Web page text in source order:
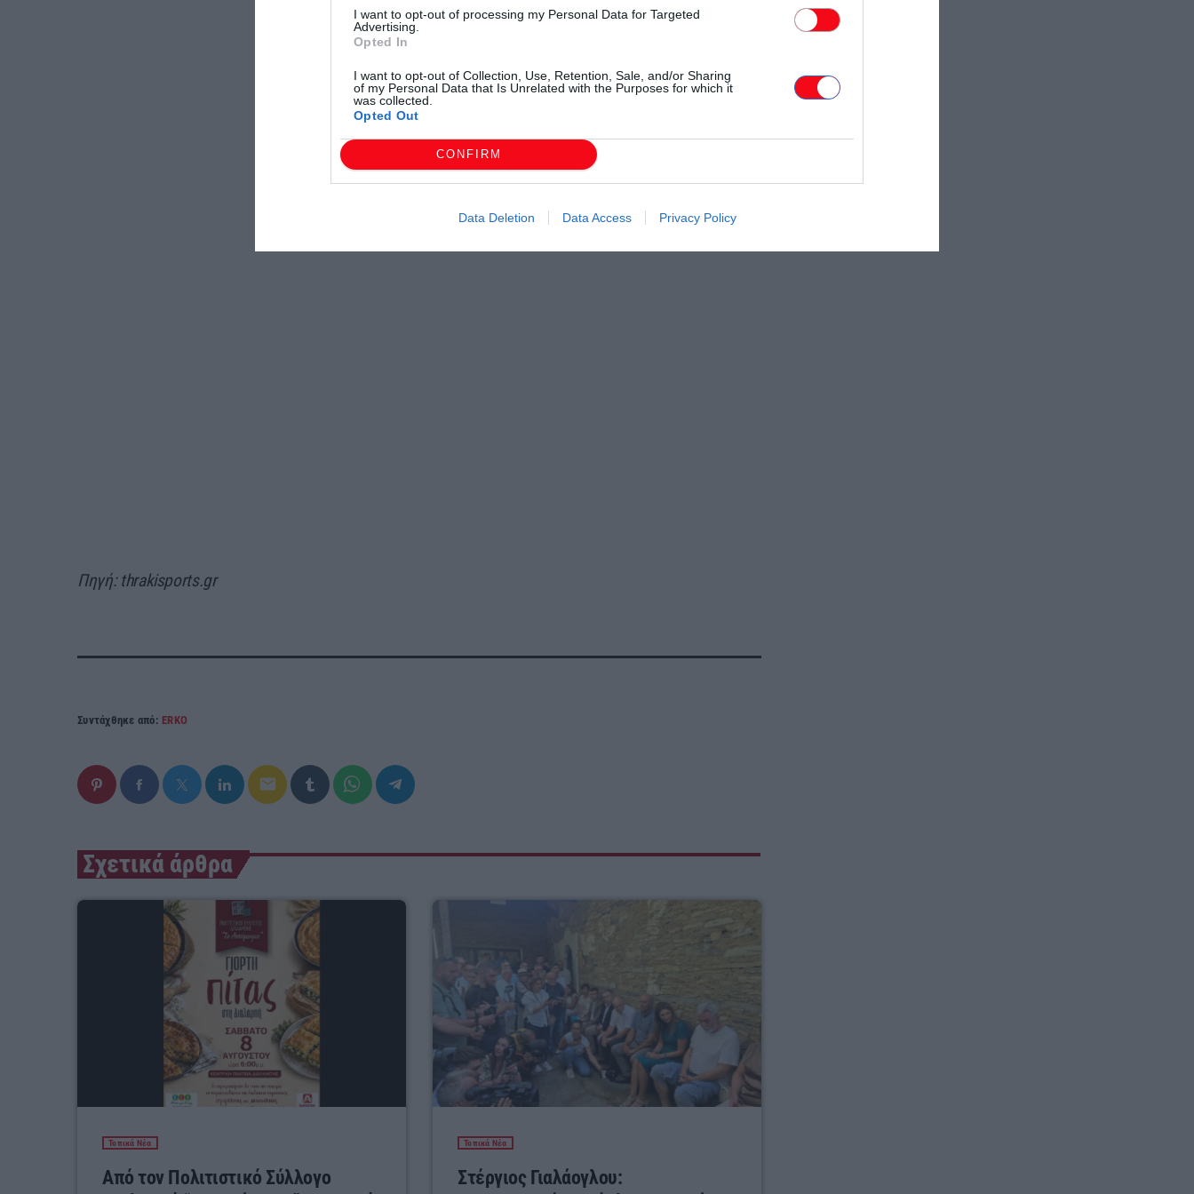
I want to opt-out of processing my Personal Data for Targeted
Advertising.
Opted In
I want to opt-out of Collection, Use, Retention, Sale, and/or Sharing
of my Personal Data that Is Unrelated with the Purposes for which it
was collected.
Opted Out
CONFIRM
Data Deletion Data Access Privacy Policy
Πηγή: thrakisports.gr
Συντάχθηκε από: ERKO
email
Σχετικά άρθρα
Τοπικά Νέα
Από τον Πολιτιστικό Σύλλογο
Τοπικά Νέα
Στέργιος Γιαλάογλου: